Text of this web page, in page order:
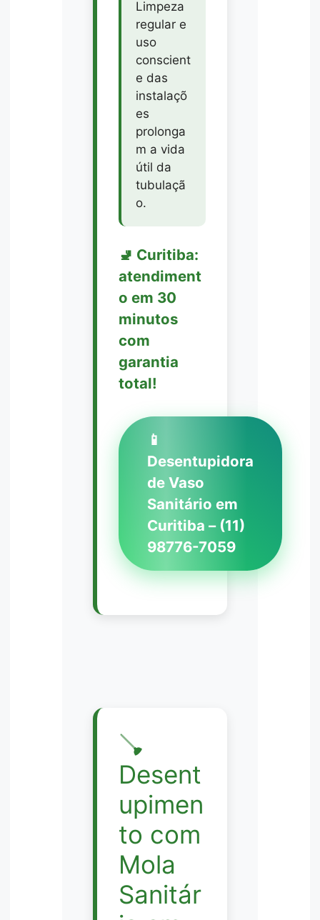
Limpeza
regular e
uso
conscient
e das
instalaçõ
es
prolonga
m a vida
útil da
tubulaçã
o.
🚽 Curitiba:
atendiment
o em 30
minutos
com
garantia
total!
📱
Desentupidora
de Vaso
Sanitário em
Curitiba – (11)
98776-7059
🪠
Desent
upimen
to com
Mola
Sanitár